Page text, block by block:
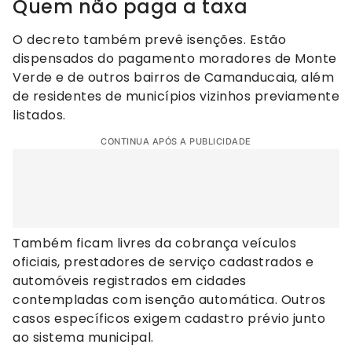
Quem não paga a taxa
O decreto também prevê isenções. Estão
dispensados do pagamento moradores de Monte
Verde e de outros bairros de Camanducaia, além
de residentes de municípios vizinhos previamente
listados.
CONTINUA APÓS A PUBLICIDADE
Também ficam livres da cobrança veículos
oficiais, prestadores de serviço cadastrados e
automóveis registrados em cidades
contempladas com isenção automática. Outros
casos específicos exigem cadastro prévio junto
ao sistema municipal.